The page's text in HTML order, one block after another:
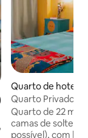
avaliação média
Quarto de hotel ⋅
Quarto Privado -
no centro
Quarto de 22 m ²
camas de
possível), com